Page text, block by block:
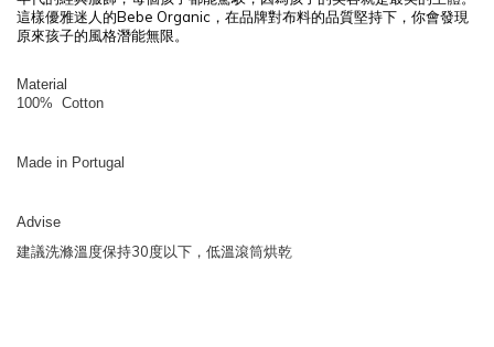
這樣優雅迷人的Bebe Organic ，在品牌對布料的品質堅持下， 你會發現
原來孩子的風格潛能無限。
Material
100% Cotton
Made in Portugal
Advise
建議洗滌溫度保持30度以下，低溫滾筒烘乾